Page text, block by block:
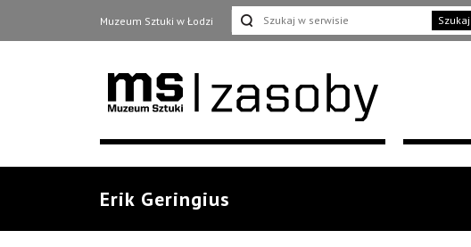
Muzeum Sztuki w Łodzi Szukaj
Erik Geringius